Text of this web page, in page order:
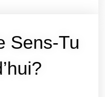
Sens-Tu